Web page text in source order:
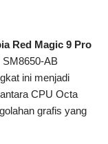
Red Magic 9 Pro
SM8650-AB
ini menjadi
CPU Octa
grafis yang